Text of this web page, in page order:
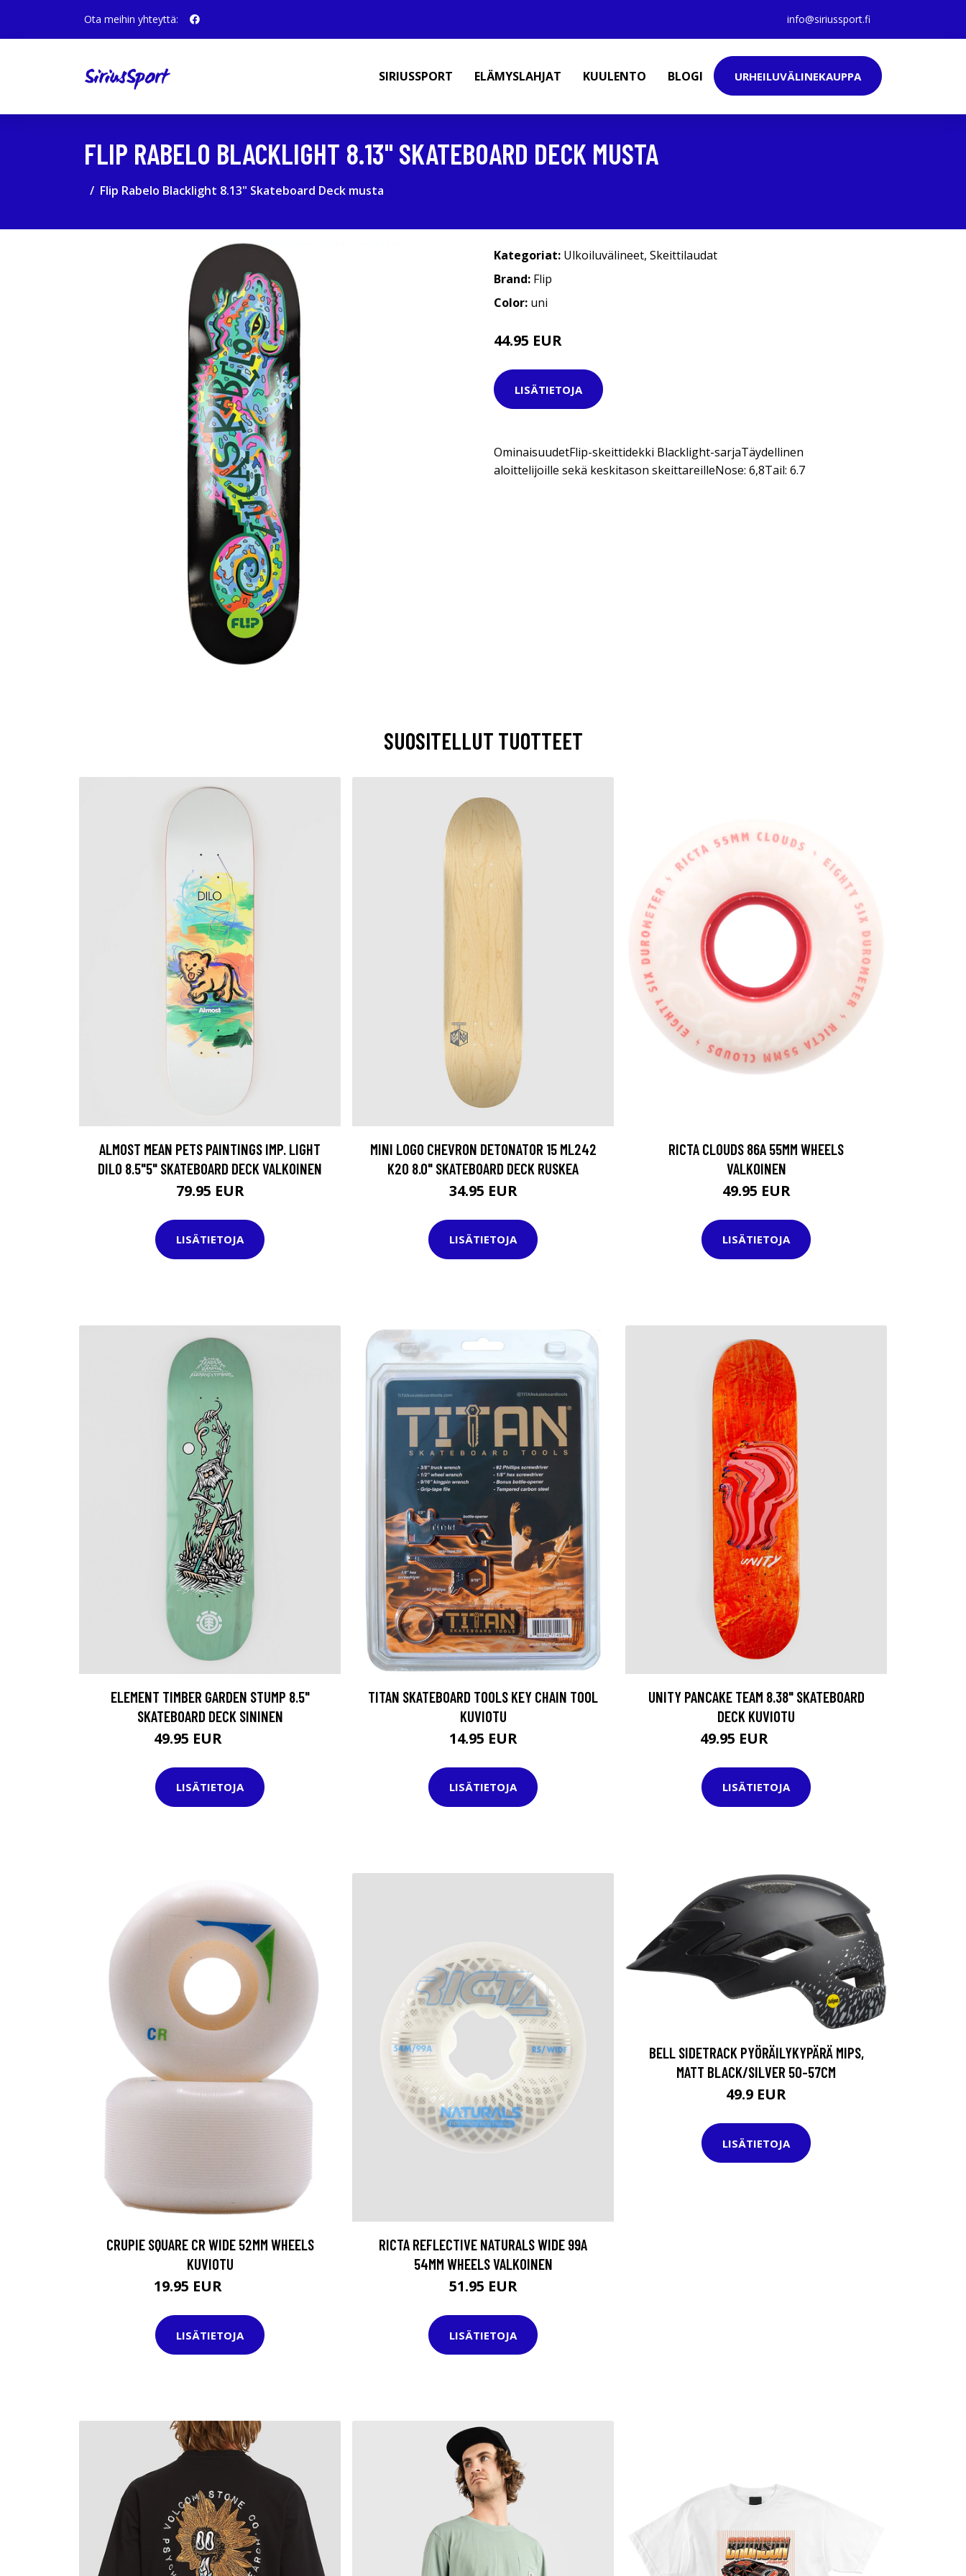
Ota meihin yhteyttä: info@siriussport.fi
SIRIUSSPORT ELÄMYSLAHJAT KUULENTO BLOGI URHEILUVÄLINEKAUPPA
FLIP RABELO BLACKLIGHT 8.13" SKATEBOARD DECK MUSTA
Flip Rabelo Blacklight 8.13" Skateboard Deck musta
Kategoriat: Ulkoiluvälineet, Skeittilaudat
Brand: Flip
Color: uni
44.95 EUR
LISÄTIETOJA
OminaisuudetFlip-skeittidekki Blacklight-sarjaTäydellinen
aloittelijoille sekä keskitason skeittareilleNose: 6,8Tail: 6.7
SUOSITELLUT TUOTTEET
ALMOST MEAN PETS PAINTINGS IMP. LIGHT
DILO 8.5"5" SKATEBOARD DECK VALKOINEN
79.95 EUR
LISÄTIETOJA
MINI LOGO CHEVRON DETONATOR 15 ML242
K20 8.0" SKATEBOARD DECK RUSKEA
34.95 EUR
LISÄTIETOJA
RICTA CLOUDS 86A 55MM WHEELS
VALKOINEN
49.95 EUR
LISÄTIETOJA
ELEMENT TIMBER GARDEN STUMP 8.5"
SKATEBOARD DECK SININEN
49.95 EUR
LISÄTIETOJA
TITAN SKATEBOARD TOOLS KEY CHAIN TOOL
KUVIOTU
14.95 EUR
LISÄTIETOJA
UNITY PANCAKE TEAM 8.38" SKATEBOARD
DECK KUVIOTU
49.95 EUR
LISÄTIETOJA
CRUPIE SQUARE CR WIDE 52MM WHEELS
KUVIOTU
19.95 EUR
LISÄTIETOJA
RICTA REFLECTIVE NATURALS WIDE 99A
54MM WHEELS VALKOINEN
51.95 EUR
LISÄTIETOJA
BELL SIDETRACK PYÖRÄILYKYPÄRÄ MIPS,
MATT BLACK/SILVER 50-57CM
49.9 EUR
LISÄTIETOJA